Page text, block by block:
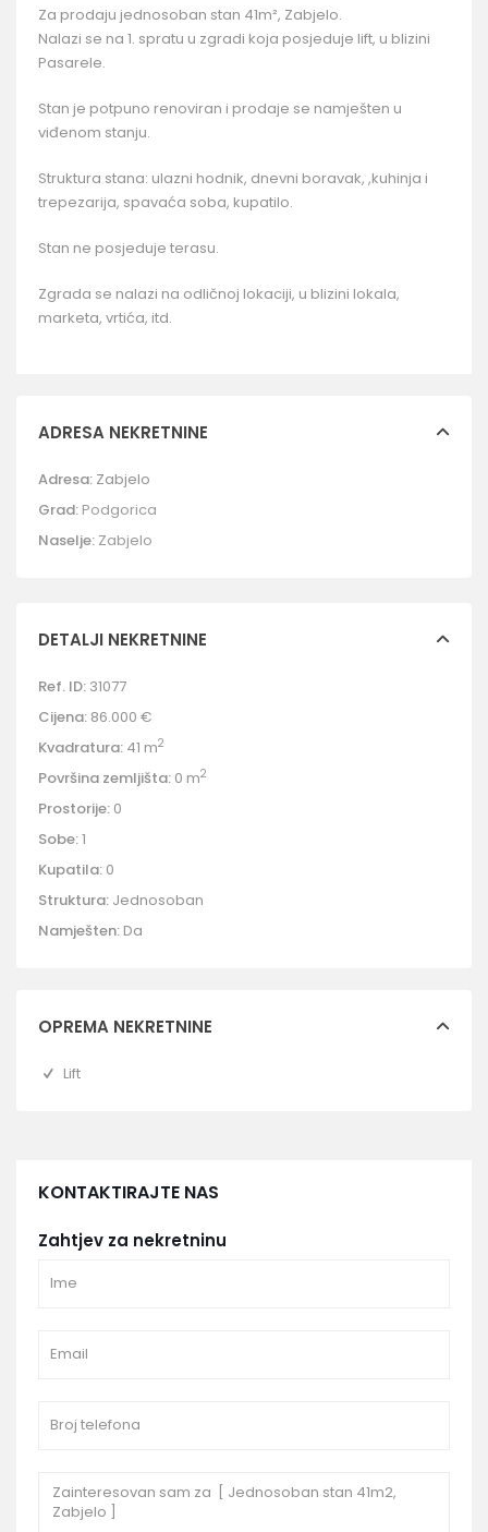
Za prodaju jednosoban stan 41m², Zabjelo.
Nalazi se na 1. spratu u zgradi koja posjeduje lift, u blizini
Pasarele.
Stan je potpuno renoviran i prodaje se namješten u
viđenom stanju.
Struktura stana: ulazni hodnik, dnevni boravak, ,kuhinja i
trepezarija, spavaća soba, kupatilo.
Stan ne posjeduje terasu.
Zgrada se nalazi na odličnoj lokaciji, u blizini lokala,
marketa, vrtića, itd.
ADRESA NEKRETNINE
Adresa: Zabjelo
Grad: Podgorica
Naselje: Zabjelo
DETALJI NEKRETNINE
Ref. ID: 31077
Cijena: 86.000 €
Kvadratura: 41 m2
Površina zemljišta: 0 m2
Prostorije: 0
Sobe:1
Kupatila: 0
Struktura: Jednosoban
Namješten: Da
OPREMA NEKRETNINE
Lift
KONTAKTIRAJTE NAS
Zahtjev za nekretninu